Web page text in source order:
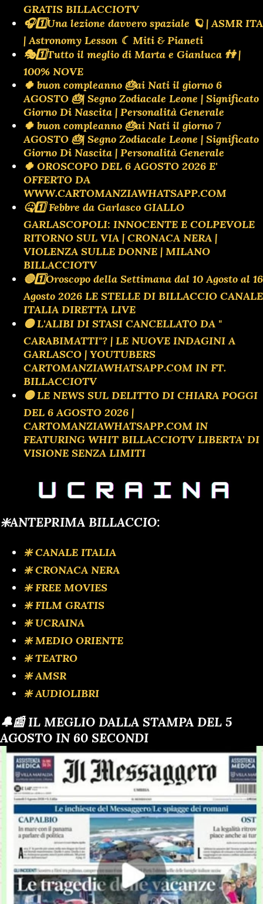
GRATIS BILLACCIOTV
🎧1️⃣Una lezione davvero spaziale 🪐 | ASMR ITA
| Astronomy Lesson ☾ Miti & Pianeti
🎭1️⃣Tutto il meglio di Marta e Gianluca 👫 |
100% NOVE
🍀 buon compleanno 🎂ai Nati il giorno 6
AGOSTO 🎂| Segno Zodiacale Leone | Significato
Giorno Di Nascita | Personalità Generale
🍀 buon compleanno 🎂ai Nati il giorno 7
AGOSTO 🎂| Segno Zodiacale Leone | Significato
Giorno Di Nascita | Personalità Generale
🍀 OROSCOPO DEL 6 AGOSTO 2026 E'
OFFERTO DA
WWW.CARTOMANZIAWHATSAPP.COM
🤒1️⃣ Febbre da Garlasco GIALLO
GARLASCOPOLI: INNOCENTE E COLPEVOLE
RITORNO SUL VIA | CRONACA NERA |
VIOLENZA SULLE DONNE | MILANO
BILLACCIOTV
🔴1️⃣Oroscopo della Settimana dal 10 Agosto al 16
Agosto 2026 LE STELLE DI BILLACCIO CANALE
ITALIA DIRETTA LIVE
🟡 L'ALIBI DI STASI CANCELLATO DA "
CARABIMATTI"? | LE NUOVE INDAGINI A
GARLASCO | YOUTUBERS
CARTOMANZIAWHATSAPP.COM IN FT.
BILLACCIOTV
🟡 LE NEWS SUL DELITTO DI CHIARA POGGI
DEL 6 AGOSTO 2026 |
CARTOMANZIAWHATSAPP.COM IN
FEATURING WHIT BILLACCIOTV LIBERTA' DI
VISIONE SENZA LIMITI
❇️ANTEPRIMA BILLACCIO:
❇️ CANALE ITALIA
❇️ CRONACA NERA
❇️ FREE MOVIES
❇️ FILM GRATIS
❇️ UCRAINA
❇️ MEDIO ORIENTE
❇️ TEATRO
❇️ AMSR
❇️ AUDIOLIBRI
🔔📰 IL MEGLIO DALLA STAMPA DEL 5
AGOSTO IN 60 SECONDI